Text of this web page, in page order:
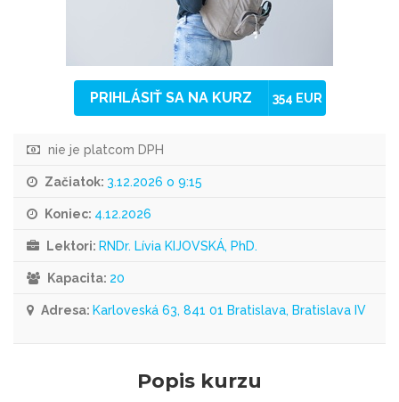
PRIHLÁSIŤ SA NA KURZ 354 EUR
nie je platcom DPH
Začiatok: 3.12.2026 o 9:15
Koniec: 4.12.2026
Lektori: RNDr. Lívia KIJOVSKÁ, PhD.
Kapacita: 20
Adresa: Karloveská 63, 841 01 Bratislava, Bratislava IV
Popis kurzu